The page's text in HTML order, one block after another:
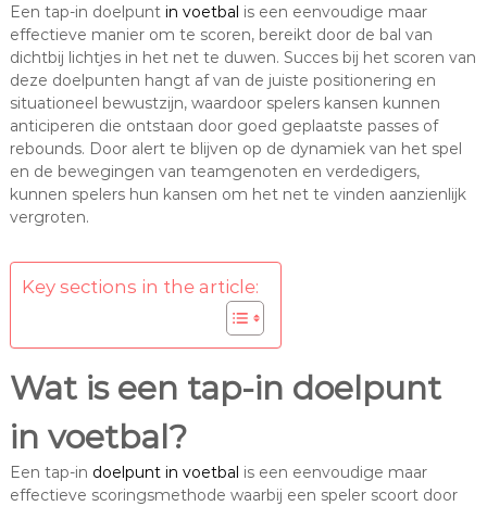
Een tap-in doelpunt in voetbal is een eenvoudige maar
effectieve manier om te scoren, bereikt door de bal van
dichtbij lichtjes in het net te duwen. Succes bij het scoren van
deze doelpunten hangt af van de juiste positionering en
situationeel bewustzijn, waardoor spelers kansen kunnen
anticiperen die ontstaan door goed geplaatste passes of
rebounds. Door alert te blijven op de dynamiek van het spel
en de bewegingen van teamgenoten en verdedigers,
kunnen spelers hun kansen om het net te vinden aanzienlijk
vergroten.
Key sections in the article:
Wat is een tap-in doelpunt
in voetbal?
Een tap-in doelpunt in voetbal is een eenvoudige maar
effectieve scoringsmethode waarbij een speler scoort door